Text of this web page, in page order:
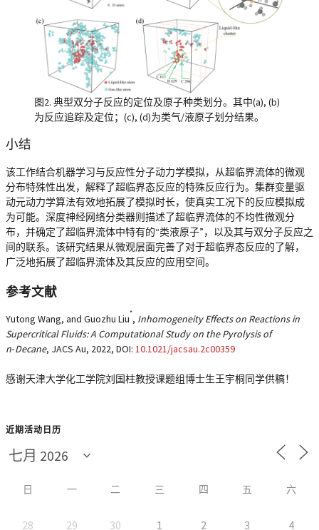
图2. 典型双分子反应的定位及原子种类划分。其中(a), (b)
为反应追踪及定位；(c), (d)为类气/液原子划分结果。
小结
该工作结合机器学习与反应性分子动力学模拟，从超临界流体的微观
分布特殊性出发，解释了超临界态反应的特殊反应行为。集群变量驱
动元动力学算法有效地拓展了模拟时长，使真实工况下的反应模拟成
为可能。深度神经网络分类器则描述了超临界流体的不均性微观分
布，并确定了超临界流体中特有的“类液原子”，以及其与双分子反应之
间的联系。该研究结果从微观层面完善了对于超临界态反应的了解，
广泛地拓展了超临界流体及其反应的应用空间。
参考文献
Yutong Wang, and Guozhu Liu
*
, Inhomogeneity Effects on Reactions in
Supercritical Fluids: A Computational Study on the Pyrolysis of
n‑Decane, JACS Au, 2022, DOI: 10.1021/jacsau.2c00359
感谢天津大学化工学院刘国柱教授课题组博士生王宇桐同学供稿！
近期活动日历
日 一 二 三 四 五 六
28 29 30 1 2 3 4